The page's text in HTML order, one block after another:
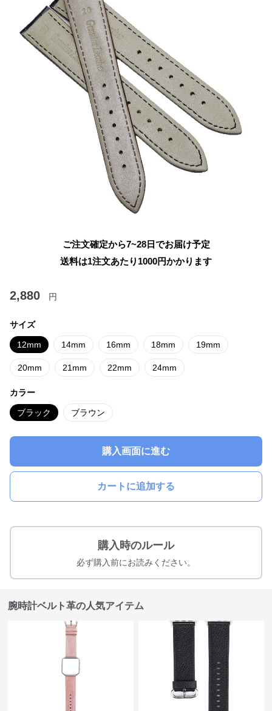
ご注文確定から7~28日でお届け予定
送料は1注文あたり 1000円かかります
2,880 円
サイズ
12mm 14mm 16mm 18mm 19mm
20mm 21mm 22mm 24mm
カラー
ブラック ブラウン
購入画面に進む
カートに追加する
購入時のルール
必ず購入前にお読みください。
腕時計ベルト革の人気アイテム